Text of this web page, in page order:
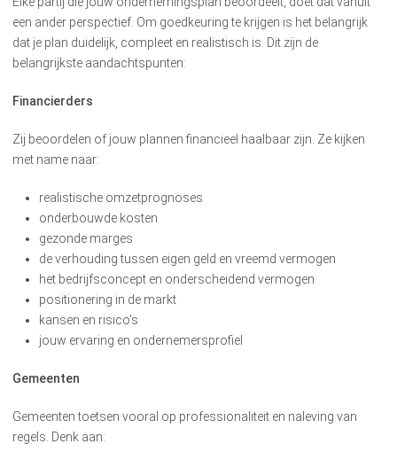
een ander perspectief. Om goedkeuring te krijgen is het belangrijk
dat je plan duidelijk, compleet en realistisch is. Dit zijn de
belangrijkste aandachtspunten:
Financierders
Zij beoordelen of jouw plannen financieel haalbaar zijn. Ze kijken
met name naar:
realistische omzetprognoses
onderbouwde kosten
gezonde marges
de verhouding tussen eigen geld en vreemd vermogen
het bedrijfsconcept en onderscheidend vermogen
positionering in de markt
kansen en risico’s
jouw ervaring en ondernemersprofiel
Gemeenten
Gemeenten toetsen vooral op professionaliteit en naleving van
regels. Denk aan: